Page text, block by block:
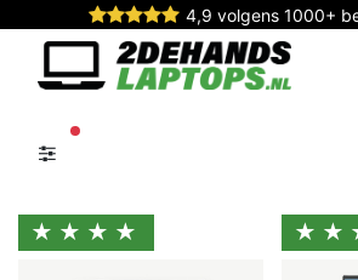
4,9 volgens 1000+
actieve filters
★★★★